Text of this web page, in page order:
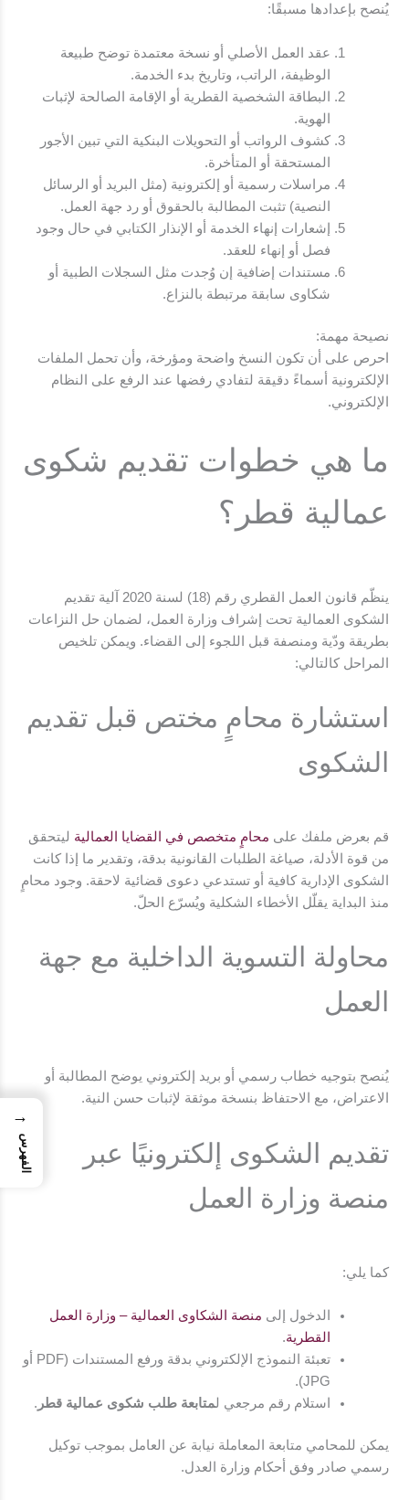
يُنصح بإعدادها مسبقًا:
عقد العمل الأصلي أو نسخة معتمدة توضح طبيعة
الوظيفة، الراتب، وتاريخ بدء الخدمة.
البطاقة الشخصية القطرية أو الإقامة الصالحة لإثبات
الهوية.
كشوف الرواتب أو التحويلات البنكية التي تبين الأجور
المستحقة أو المتأخرة.
مراسلات رسمية أو إلكترونية (مثل البريد أو الرسائل
النصية) تثبت المطالبة بالحقوق أو رد جهة العمل.
إشعارات إنهاء الخدمة أو الإنذار الكتابي في حال وجود
فصل أو إنهاء للعقد.
مستندات إضافية إن وُجدت مثل السجلات الطبية أو
شكاوى سابقة مرتبطة بالنزاع.
نصيحة مهمة:
احرص على أن تكون النسخ واضحة ومؤرخة، وأن تحمل الملفات
الإلكترونية أسماءً دقيقة لتفادي رفضها عند الرفع على النظام
الإلكتروني.
ما هي خطوات تقديم شكوى
عمالية قطر؟
ينظّم قانون العمل القطري رقم (18) لسنة 2020 آلية تقديم
الشكوى العمالية تحت إشراف وزارة العمل، لضمان حل النزاعات
بطريقة ودّية ومنصفة قبل اللجوء إلى القضاء. ويمكن تلخيص
المراحل كالتالي:
استشارة محامٍ مختص قبل تقديم
الشكوى
قم بعرض ملفك على محامٍ متخصص في القضايا العمالية ليتحقق
من قوة الأدلة، صياغة الطلبات القانونية بدقة، وتقدير ما إذا كانت
الشكوى الإدارية كافية أو تستدعي دعوى قضائية لاحقة. وجود محامٍ
منذ البداية يقلّل الأخطاء الشكلية ويُسرّع الحلّ.
محاولة التسوية الداخلية مع جهة
العمل
يُنصح بتوجيه خطاب رسمي أو بريد إلكتروني يوضح المطالبة أو
الاعتراض، مع الاحتفاظ بنسخة موثقة لإثبات حسن النية.
تقديم الشكوى إلكترونيًا عبر
منصة وزارة العمل
كما يلي:
الدخول إلى منصة الشكاوى العمالية – وزارة العمل
القطرية.
تعبئة النموذج الإلكتروني بدقة ورفع المستندات (PDF أو
JPG).
استلام رقم مرجعي لمتابعة طلب شكوى عمالية قطر .
يمكن للمحامي متابعة المعاملة نيابة عن العامل بموجب توكيل
رسمي صادر وفق أحكام وزارة العدل.
→
الفهرس